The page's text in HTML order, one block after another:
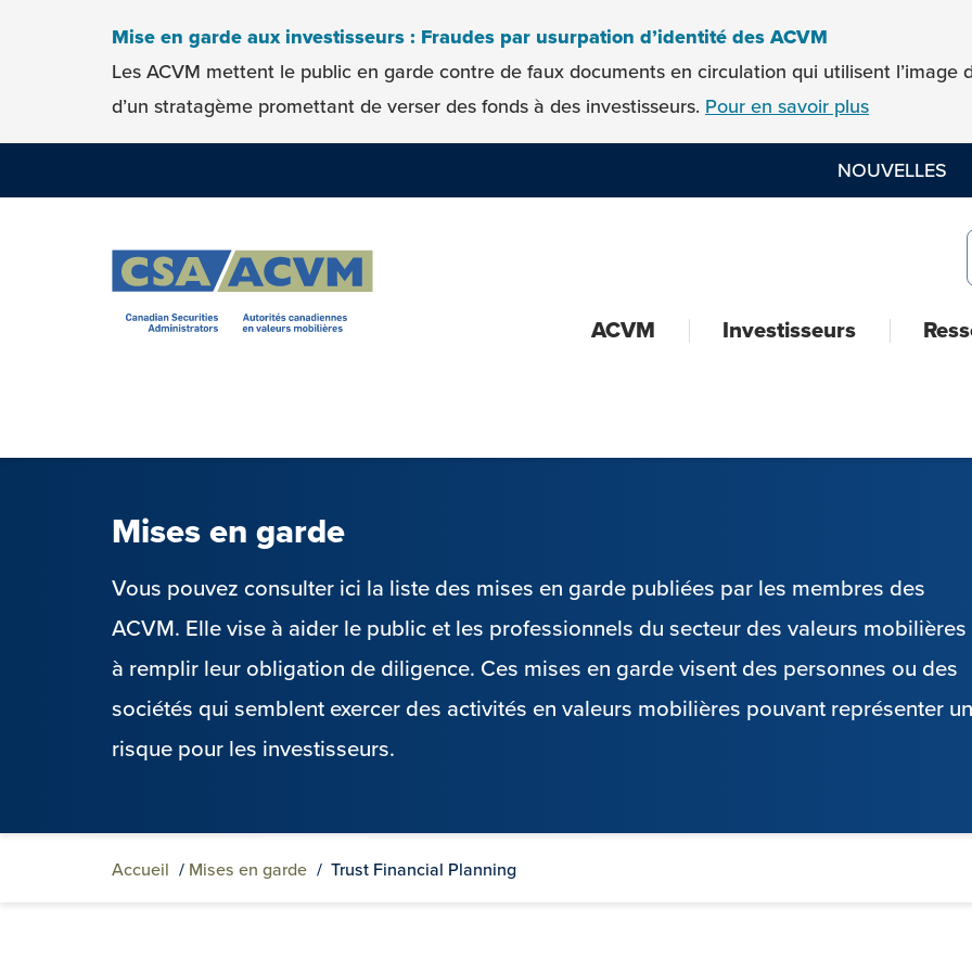
Skip to contentMise en garde aux investisseurs : Fraudes par usurpation d’identité des ACVM
Les ACVM mettent le public en garde contre de faux documents en circulation qui utilisent l’image
d’un stratagème promettant de verser des fonds à des investisseurs. Pour en savoir plus
NOUVELLES
ACVM Investisseurs
Mises en garde
Vous pouvez consulter ici la liste des mises en garde publiées par les membres des
ACVM. Elle vise à aider le public et les professionnels du secteur des valeurs mobilières
à remplir leur obligation de diligence. Ces mises en garde visent des personnes ou des
sociétés qui semblent exercer des activités en valeurs mobilières pouvant représenter un
risque pour les investisseurs.
Accueil / Mises en garde / Trust Financial Planning